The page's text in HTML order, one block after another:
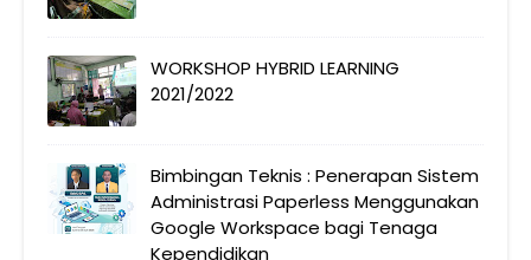
WORKSHOP HYBRID LEARNING
2021/2022
Bimbingan Teknis : Penerapan Sistem
Administrasi Paperless Menggunakan
Google Workspace bagi Tenaga
Kependidikan